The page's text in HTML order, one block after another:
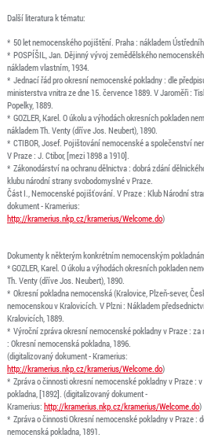
Další literatura k tématu:
* 50 let nemocenského pojištění. Praha : nákladem
* POSPÍŠIL, Jan. Dějinný vývoj zemědělského
nákladem vlastním, 1934.
* Jednací řád pro okresní nemocenské pokladny : dle
ministerstva vnitra ze dne 15. července 1889. V Jaroměři :
Popelky, 1889.
* GOZLER, Karel. O úkolu a výhodách okresních pokladen
nákladem Th. Venty (dříve Jos. Neubert), 1890.
* CTIBOR, Josef. Pojištování nemocenské a společenství
V Praze : J. Ctibor, [mezi 1898 a 1910].
* Zákonodárství na ochranu dělnictva : dobrá zdání
klubu národní strany svobodomyslné v Praze.
Část I., Nemocenské pojišťování. V Praze : Klub Národní
dokument - Kramerius:
http://kramerius.nkp.cz/kramerius/Welcome.do)
Dokumenty k některým konkrétním nemocenským
* GOZLER, Karel. O úkolu a výhodách okresních pokladen
Th. Venty (dříve Jos. Neubert), 1890.
* Okresní pokladna nemocenská (Kralovice, Plzeň-sever,
nemocenskou v Kralovicích. V Plzni : Nákladem
Kralovicích, 1889.
* Výroční zpráva okresní nemocenské pokladny v Praze : za
: Okresní nemocenská pokladna, 1896.
(digitalizovaný dokument - Kramerius:
http://kramerius.nkp.cz/kramerius/Welcome.do)
* Zpráva o činnosti okresní nemocenské pokladny v Praze :
pokladna, [1892]. (digitalizovaný dokument -
Kramerius: http://kramerius.nkp.cz/kramerius/Welcome.do)
* Zpráva o činnosti Okresní nemocenské pokladny v Praze :
nemocenská pokladna, 1891.